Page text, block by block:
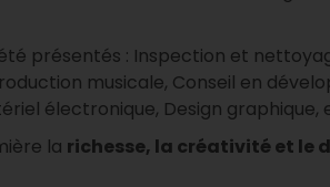
présentés : Inspection et
musicale, Conseil en
électronique, Design graphique,
la richesse, la créativité et le